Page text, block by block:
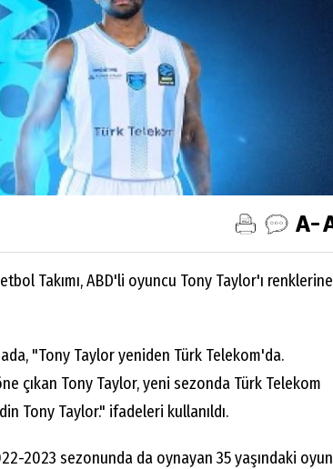
Takımı, ABD'li oyuncu Tony Taylor'ı renklerine
"Tony Taylor yeniden Türk Telekom'da.
çıkan Tony Taylor, yeni sezonda Türk Telekom
Tony Taylor." ifadeleri kullanıldı.
2023 sezonunda da oynayan 35 yaşındaki oyun